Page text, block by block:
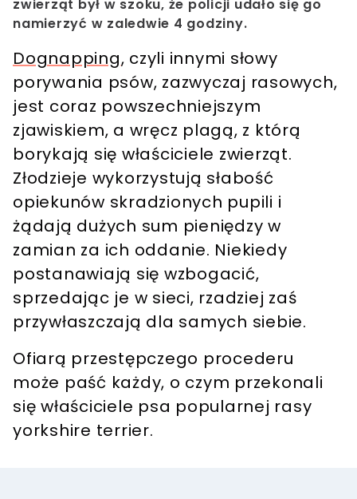
zwierząt był w szoku, że policji udało się go
namierzyć w zaledwie 4 godziny.
Dognapping, czyli innymi słowy
porywania psów, zazwyczaj rasowych,
jest coraz powszechniejszym
zjawiskiem, a wręcz plagą, z którą
borykają się właściciele zwierząt.
Złodzieje wykorzystują słabość
opiekunów skradzionych pupili i
żądają dużych sum pieniędzy w
zamian za ich oddanie. Niekiedy
postanawiają się wzbogacić,
sprzedając je w sieci, rzadziej zaś
przywłaszczają dla samych siebie.
Ofiarą przestępczego procederu
może paść każdy, o czym przekonali
się właściciele psa popularnej rasy
yorkshire terrier.